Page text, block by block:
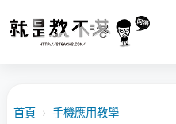
首頁 › 手機應用教學